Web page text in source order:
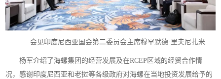
会见印度尼西亚国会第二委员会主席穆罕默德·里夫尼扎米
杨军介绍了海螺集团的经营发展及在RCEP区域的经贸合作情
况，感谢印度尼西亚和老挝等各级政府对海螺在当地投资发展给予的